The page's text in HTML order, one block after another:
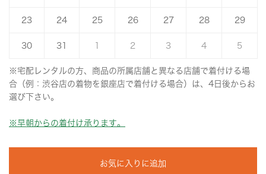
23 24 25 26 27 28 29
30 31 2 3 4 5
※宅配レンタルの方、商品の所属店舗と異なる店舗で着付ける場
合（例：渋谷店の着物を銀座店で着付ける場合）は、4日後からお
選び下さい。
※早朝からの着付け承ります。
お気に入りに追加